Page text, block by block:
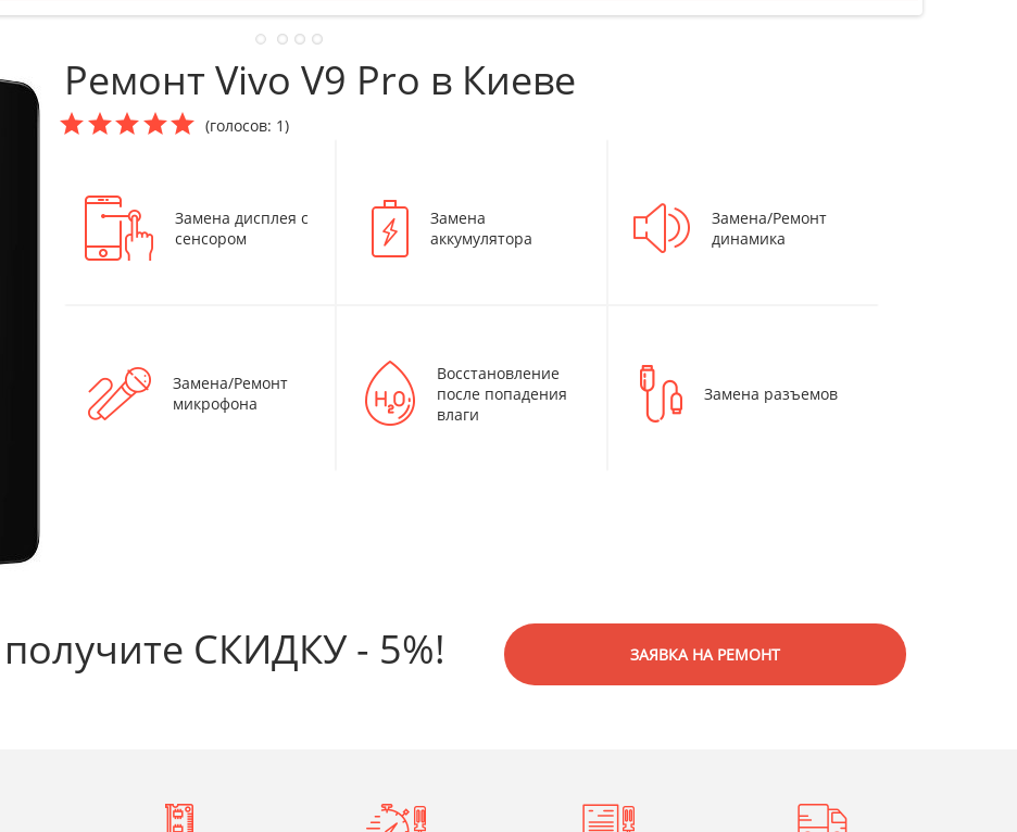
Ремонт Vivo V9 Pro в Киеве
(голосов: 1)
Замена дисплея с
сенсором
Замена
аккумулятора
Замена/Ремонт
динамика
Замена/Ремонт
микрофона
Восстановление
после попадения
влаги
Замена разъемов
СКИДКУ - 5%! ЗАЯВКА НА РЕМОНТ